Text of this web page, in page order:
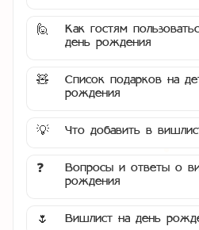
🙋
Как гостям
день рождения
🧸
Список подарков на
рождения
💡 Что добавить в
❓
Вопросы и ответы о
рождения
🌷 Вишлист на день